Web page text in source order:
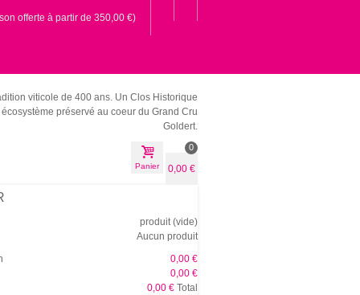
offerte à partir de 350,00 €)
viticole de 400 ans. Un Clos Historique
écosystème préservé au coeur du Grand Cru
Goldert.
Panier
0
0,00 €
produit (vide)
Aucun produit
0,00 €
0,00 €
0,00 € Total